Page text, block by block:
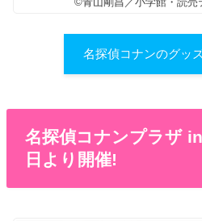
名探偵コナンのグッ
名探偵コナンプラザ
日より開催!